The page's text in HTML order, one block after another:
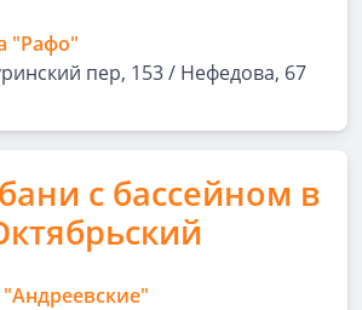
"Рафо"
пер, 153 / Нефедова, 67
с бассейном в